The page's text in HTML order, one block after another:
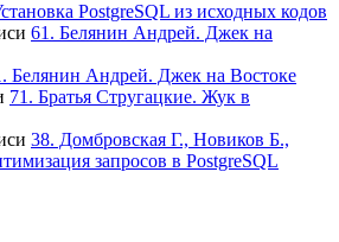
PostgreSQL из исходных кодов
61. Белянин Андрей. Джек на
Белянин Андрей. Джек на Востоке
71. Братья Стругацкие. Жук в
38. Домбровская Г., Новиков Б.,
запросов в PostgreSQL